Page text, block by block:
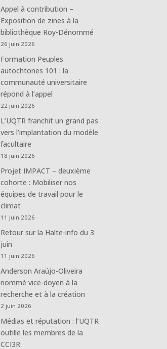
Appel à contribution –
Exposition de zines à la
bibliothèque Roy-Dénommé
26 juin 2026
Formation Peuples
autochtones 101 : la
communauté universitaire
répond à l’appel
22 juin 2026
L’UQTR franchit un grand pas
vers l’implantation du modèle
facultaire
18 juin 2026
Projet IMPACT – deuxième
cohorte : Mobiliser nos
équipes de travail pour le
climat
11 juin 2026
Retour sur la Halte-info du 3
juin
11 juin 2026
Anderson Araújo-Oliveira
nommé vice-doyen à la
recherche et à la création
2 juin 2026
Médias et réputation : l’UQTR
outille les membres de la
CCI3R